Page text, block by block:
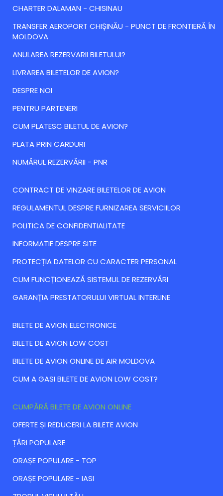
CHARTER DALAMAN - CHISINAU
TRANSFER AEROPORT CHIȘINĂU - PUNCT DE FRONTIERĂ ÎN
MOLDOVA
ANULAREA REZERVARII BILETULUI?
LIVRAREA BILETELOR DE AVION?
DESPRE NOI
PENTRU PARTENERI
CUM PLATESC BILETUL DE AVION?
PLATA PRIN CARDURI
NUMĂRUL REZERVĂRII - PNR
CONTRACT DE VINZARE BILETELOR DE AVION
REGULAMENTUL DESPRE FURNIZAREA SERVICIILOR
POLITICA DE CONFIDENTIALITATE
INFORMATIE DESPRE SITE
PROTECȚIA DATELOR CU CARACTER PERSONAL
CUM FUNCȚIONEAZĂ SISTEMUL DE REZERVĂRI
GARANȚIA PRESTATORULUI VIRTUAL INTERLINE
BILETE DE AVION ELECTRONICE
BILETE DE AVION LOW COST
BILETE DE AVION ONLINE DE AIR MOLDOVA
CUM A GASI BILETE DE AVION LOW COST?
CUMPĂRĂ BILETE DE AVION ONLINE
ОFERTE ȘI REDUCERI LA BILETE AVION
ȚĂRI POPULARE
ORAȘE POPULARE - TOP
ORAȘE POPULARE - IASI